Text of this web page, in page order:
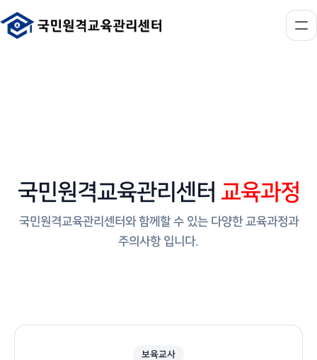
국민원격교육관리센터 교육과정
국민원격교육관리센터와 함께할 수 있는 다양한 교육과정과
주의사항 입니다.
보육교사